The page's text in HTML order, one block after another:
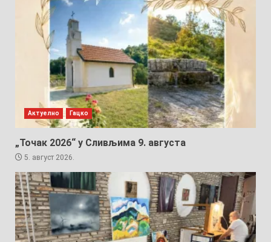
Актуелно Гацко
„Точак 2026“ у Сливљима 9. августа
5. август 2026.